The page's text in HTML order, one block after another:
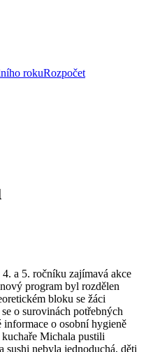
rokuRozpočet
a 5. ročníku zajímavá akce
program byl rozdělen
bloku se žáci
o surovinách potřebných
o osobní hygieně
Michala pustili
sushi nebyla jednoduchá, děti